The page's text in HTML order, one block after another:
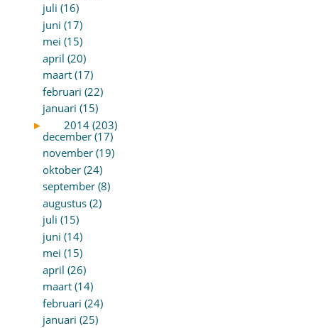
juli (16)
juni (17)
mei (15)
april (20)
maart (17)
februari (22)
januari (15)
►
2014 (203)
december (17)
november (19)
oktober (24)
september (8)
augustus (2)
juli (15)
juni (14)
mei (15)
april (26)
maart (14)
februari (24)
januari (25)